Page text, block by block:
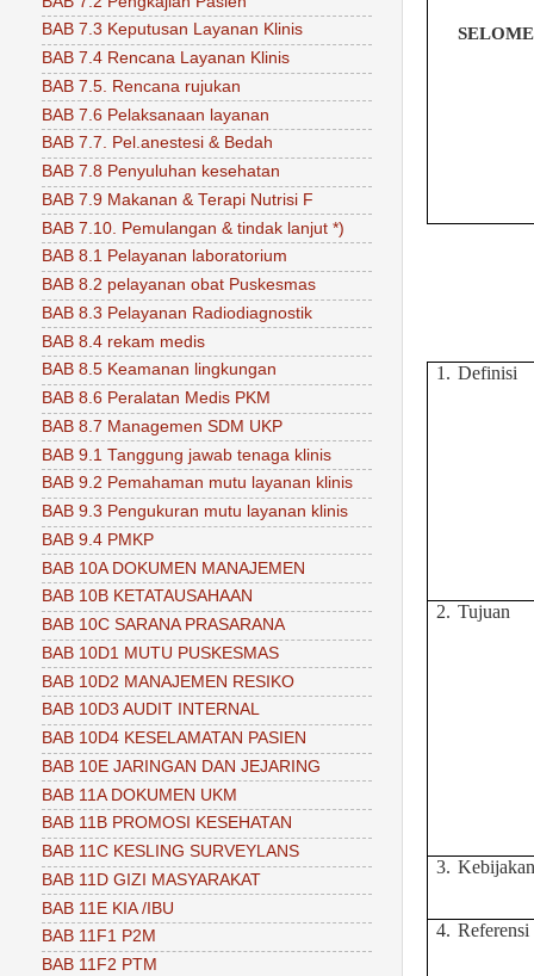
1. Definisi
2. Tujuan
3.
4. Referensi
BAB 7.3 Keputusan Layanan Klinis
BAB 7.4 Rencana Layanan Klinis
BAB 7.5. Rencana rujukan
BAB 7.6 Pelaksanaan layanan
BAB 7.7. Pel.anestesi & Bedah
BAB 7.8 Penyuluhan kesehatan
BAB 7.9 Makanan & Terapi Nutrisi F
BAB 7.10. Pemulangan & tindak lanjut *)
BAB 8.1 Pelayanan laboratorium
BAB 8.2 pelayanan obat Puskesmas
BAB 8.3 Pelayanan Radiodiagnostik
BAB 8.4 rekam medis
BAB 8.5 Keamanan lingkungan
BAB 8.6 Peralatan Medis PKM
BAB 8.7 Managemen SDM UKP
BAB 9.1 Tanggung jawab tenaga klinis
BAB 9.2 Pemahaman mutu layanan klinis
BAB 9.3 Pengukuran mutu layanan klinis
BAB 9.4 PMKP
BAB 10A DOKUMEN MANAJEMEN
BAB 10B KETATAUSAHAAN
BAB 10C SARANA PRASARANA
BAB 10D1 MUTU PUSKESMAS
BAB 10D2 MANAJEMEN RESIKO
BAB 10D3 AUDIT INTERNAL
BAB 10D4 KESELAMATAN PASIEN
BAB 10E JARINGAN DAN JEJARING
BAB 11A DOKUMEN UKM
BAB 11B PROMOSI KESEHATAN
BAB 11C KESLING SURVEYLANS
BAB 11D GIZI MASYARAKAT
BAB 11E KIA /IBU
BAB 11F1 P2M
BAB 11F2 PTM